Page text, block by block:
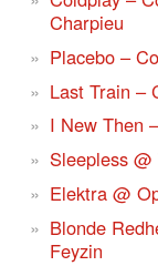
Charpieu
Placebo –
Last Train –
I New Then
Sleepless
Elektra @
Blonde
Feyzin